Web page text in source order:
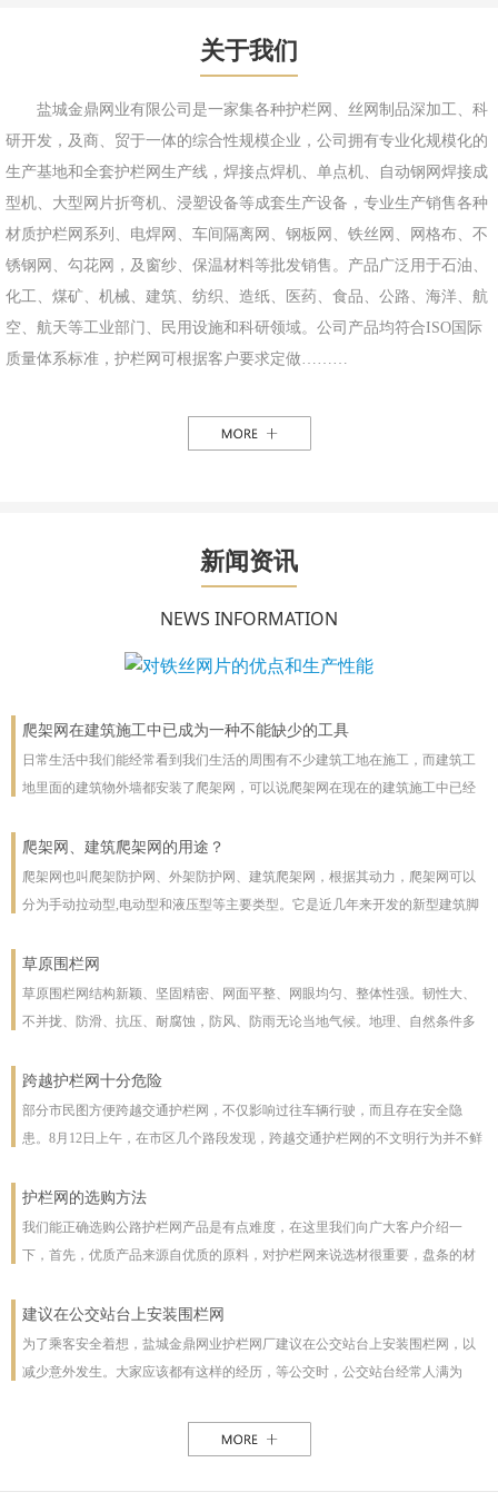
关于我们
盐城金鼎网业有限公司是一家集各种护栏网、丝网制品深加工、科
研开发，及商、贸于一体的综合性规模企业，公司拥有专业化规模化的
生产基地和全套护栏网生产线，焊接点焊机、单点机、自动钢网焊接成
型机、大型网片折弯机、浸塑设备等成套生产设备，专业生产销售各种
材质护栏网系列、电焊网、车间隔离网、钢板网、铁丝网、网格布、不
锈钢网、勾花网，及窗纱、保温材料等批发销售。产品广泛用于石油、
化工、煤矿、机械、建筑、纺织、造纸、医药、食品、公路、海洋、航
空、航天等工业部门、民用设施和科研领域。公司产品均符合ISO国际
质量体系标准，护栏网可根据客户要求定做………
新闻资讯
NEWS INFORMATION
爬架网在建筑施工中已成为一种不能缺少的工具
日常生活中我们能经常看到我们生活的周围有不少建筑工地在施工，而建筑工
地里面的建筑物外墙都安装了爬架网，可以说爬架网在现在的建筑施工中已经
爬架网、建筑爬架网的用途？
爬架网也叫爬架防护网、外架防护网、建筑爬架网，根据其动力，爬架网可以
分为手动拉动型,电动型和液压型等主要类型。它是近几年来开发的新型建筑脚
彻底改善了脚手架技术
草原围栏网
草原围栏网结构新颖、坚固精密、网面平整、网眼均匀、整体性强。韧性大、
不并拢、防滑、抗压、耐腐蚀，防风、防雨无论当地气候。地理、自然条件多
受压力也不至发生松动变形现象。该产品防腐蚀性能好，有极强的防腐抗氧化
等特点，具有一般钢丝网都不具备的优点。克服了电焊网焊接点易开焊脱落的
缺点，一次安装永不松动，是保护草牧场、林场、高速公路和生态环境的最佳
跨越护栏网十分危险
部分市民图方便跨越交通护栏网，不仅影响过往车辆行驶，而且存在安全隐
患。8月12日上午，在市区几个路段发现，跨越交通护栏网的不文明行为并不鲜
护栏网，东西过往的车辆从其身旁疾驰而过;10时30分，两女一男由南向北跨越
交通护栏网;10时32分，两名女子在七一路北侧躲过3辆由东向西行驶的车辆，向
南跨越交通护栏网，护栏网南侧由西向东行驶的车辆急速行驶，两人在等待约1
一名志愿者称，据她观察，从7时30分至10时30分，约有30人在该路段跨越交通
护栏网的选购方法
我们能正确选购公路护栏网产品是有点难度，在这里我们向广大客户介绍一
下，首先，优质产品来源自优质的原料，对护栏网来说选材很重要，盘条的材
以下，我们为客户做了如下分析：1、护栏网网片质量，网片是由不同规格的盘
条（铁丝）焊接而成的，盘条的直径与强度直接影响到网片的质量，在选丝方
面应选择是由正规厂家生产的优质盘条拉出来的成品铁丝；其次是网片的焊接
能力，通常好的网片是每一个焊接或编制点都能够很好的连接。正规护栏网生
产厂，都是采用全自动焊接机来生产的，而一起小厂则采用手工焊接，通常质
建议在公交站台上安装围栏网
为了乘客安全着想，盐城金鼎网业护栏网厂建议在公交站台上安装围栏网，以
减少意外发生。大家应该都有这样的经历，等公交时，公交站台经常人满为
路线图朝的是非机动车道，便于观看，乘客不得不走下站台，而且上车下车都
是人挤人，这些情况均增加了乘客的危险性，如果在站台旁安装了围栏网，那